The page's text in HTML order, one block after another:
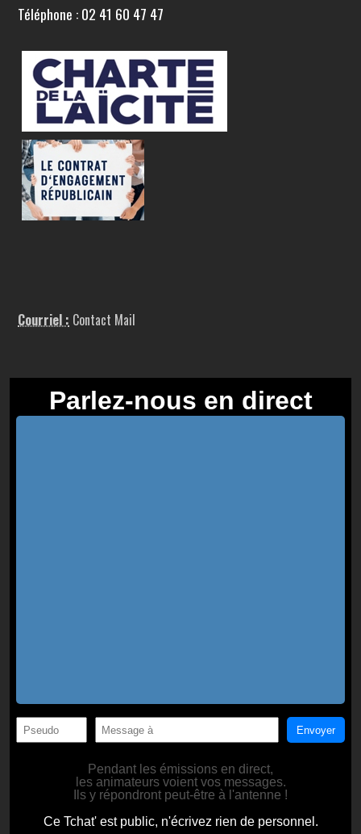
Téléphone : 02 41 60 47 47
Courriel : Contact Mail